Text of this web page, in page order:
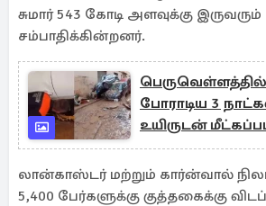
சுமார் 543 கோடி அளவுக்கு இருவரும்
சம்பாதிக்கின்றனர்.
பெருவெள்ளத்தில்
போராடிய 3
உயிருடன்
லான்காஸ்டர் மற்றும் கார்ன்வால்
5,400 பேர்களுக்கு குத்தகைக்கு